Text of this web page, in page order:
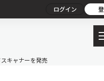
ログイン
キャナーを発売